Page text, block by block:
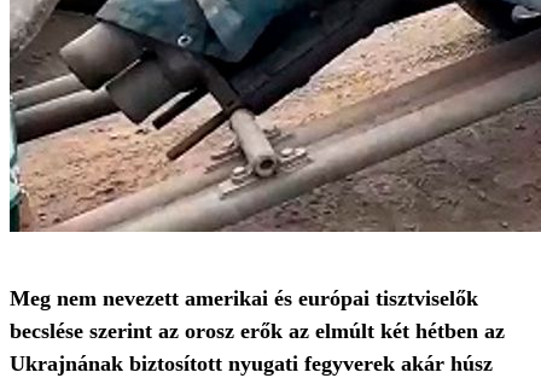
Meg nem nevezett amerikai és európai tisztviselők
becslése szerint az orosz erők az elmúlt két hétben az
Ukrajnának biztosított nyugati fegyverek akár húsz